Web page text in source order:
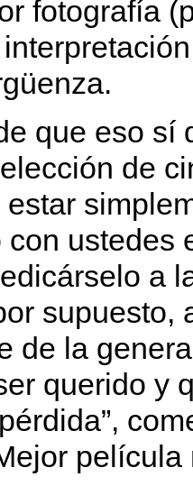
fotografía
que eso
de
con ustedes
a
de la
querido y
película